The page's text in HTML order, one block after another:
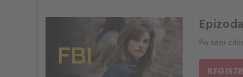
Po sérii